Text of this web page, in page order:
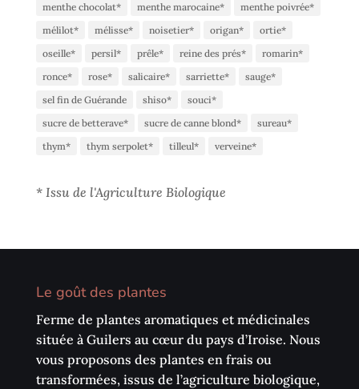
menthe chocolat*
menthe marocaine*
menthe poivrée*
mélilot*
mélisse* noisetier* origan*
ortie*
oseille*
persil* prêle* reine des prés*
romarin*
ronce*
rose* salicaire* sarriette*
sauge*
sel fin de Guérande
shiso*
souci*
sucre de betterave*
sucre de canne blond*
sureau*
thym*
thym serpolet* tilleul* verveine*
* Issu de l'Agriculture Biologique
Le goût des plantes
Ferme de plantes aromatiques et médicinales
située à Guilers au cœur du pays d’Iroise. Nous
vous proposons des plantes en frais ou
transformées, issus de l’agriculture biologique,